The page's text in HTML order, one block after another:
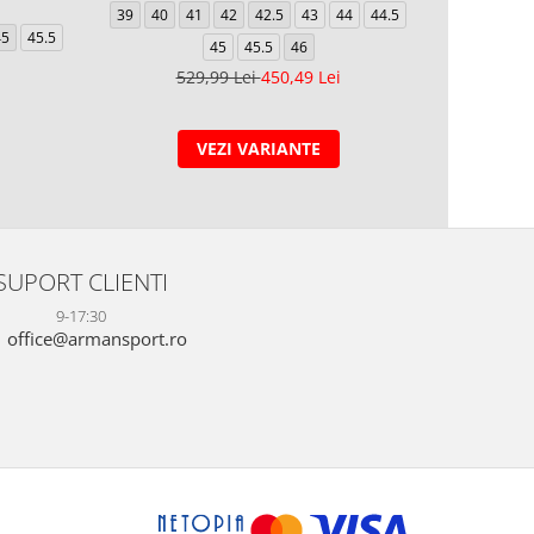
45.5
39 40 41 42 42.5 43 44
44.5
45
45.5 46
529,99 Lei450,49 Lei
VEZI VARIANTE
CLIENTI
9-17:30
office@armansport.ro